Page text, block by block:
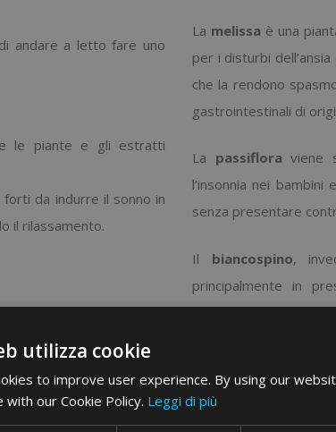
andare a letto fare uno
le piante e gli estratti
da indurre il sonno in
il rilassamento.
La melissa è una
per i disturbi
che la rendono
gastrointestinali di
La passiflora viene
l’insonnia nei
senza presentare
Il biancospino,
principalmente in
pressione.
è una
altre piante aventi
origine nervosa o da
utilizza cookie
to improve user experience. By using our
with our Cookie Policy. Leggi di più